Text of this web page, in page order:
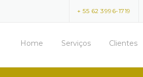
+ 55 62 3996-1719
Home Serviços Clientes